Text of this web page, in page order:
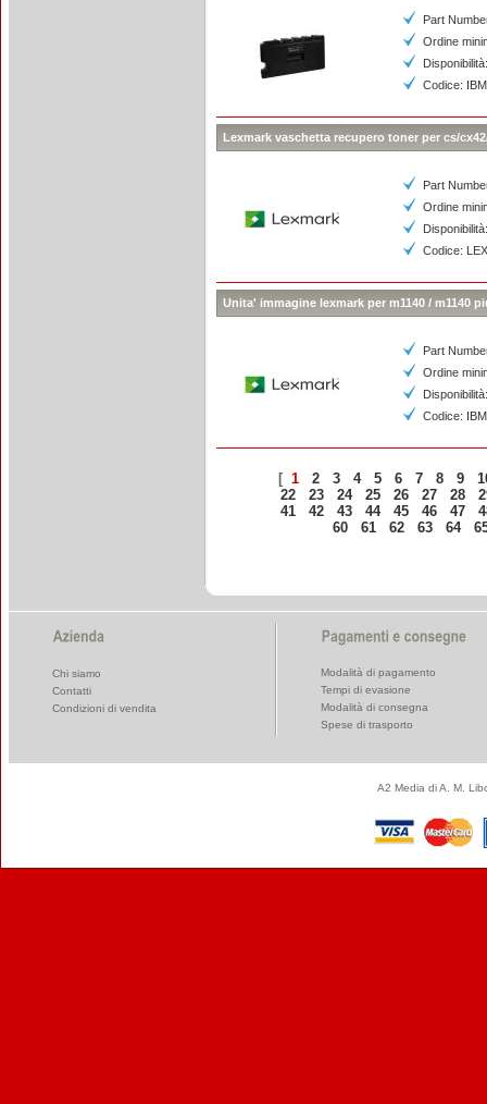
Part
Ordine
Codice:
Lexmark vaschetta recupero toner per cs/
Part
Ordine
Codice:
Unita' immagine lexmark per m1140 / m1140
Part
Ordine
Codice:
[ 1 2 3 4 5 6 7 8 9
22
23 24 25 26 27 28
41
42 43 44 45 46 47
60
61 62 63 64
Chi siamo
Contatti
Condizioni di vendita
Modalità di pagamento
Tempi di evasione
Modalità di consegna
Spese di trasporto
A2 Media di A. M.